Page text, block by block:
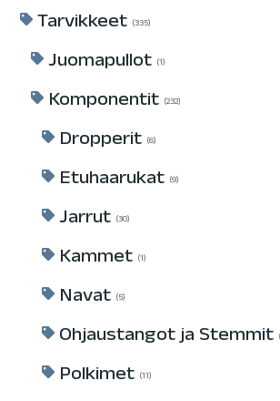
Tarvikkeet 335
Juomapullot 1
Komponentit 232
Dropperit 6
Etuhaarukat 9
Jarrut 30
Kammet 1
Navat 5
Ohjaustangot ja Stemmit
Polkimet 11